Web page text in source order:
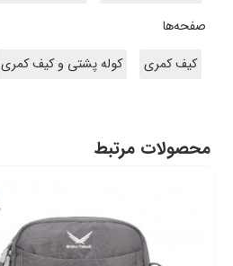
صفحه‌ها
کیف کمری
کوله پشتی و کیف کمری
محصولات مرتبط